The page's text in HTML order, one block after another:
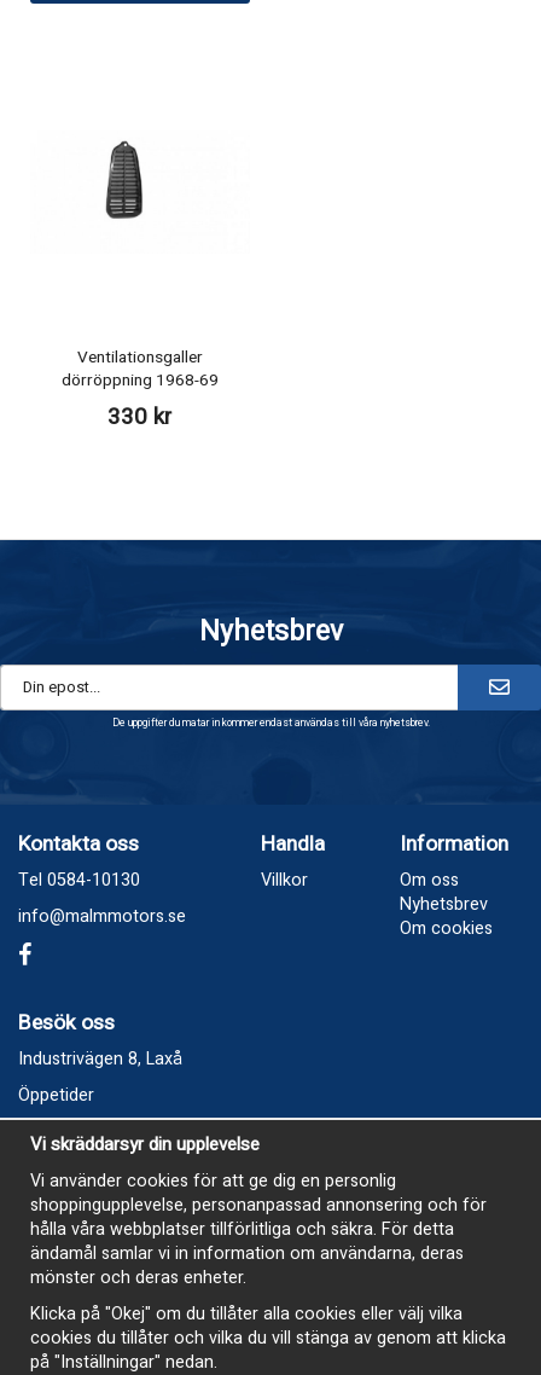
Ventilationsgaller
dörröppning 1968-69
330 kr
Nyhetsbrev
De uppgifter du matar in kommer endast användas till våra nyhetsbrev.
Kontakta oss
Tel 0584-10130
info@malmmotors.se
Handla
Villkor
Information
Om oss
Nyhetsbrev
Om cookies
Besök oss
Industrivägen 8, Laxå
Öppetider
Vecka 32
Måndag kl 9-12, kl 13 - 15
Onsdag kl 9-12, kl 13 - 15
Tisdag, Tordag och Fredag stängt
E-Handelsbutiken är öppen och paket skickas hela
sommaren
Vi skräddarsyr din upplevelse
Vi använder cookies för att ge dig en personlig
shoppingupplevelse, personanpassad annonsering och för
hålla våra webbplatser tillförlitliga och säkra. För detta
ändamål samlar vi in information om användarna, deras
mönster och deras enheter.
Klicka på "Okej" om du tillåter alla cookies eller välj vilka
cookies du tillåter och vilka du vill stänga av genom att klicka
på "Inställningar" nedan.